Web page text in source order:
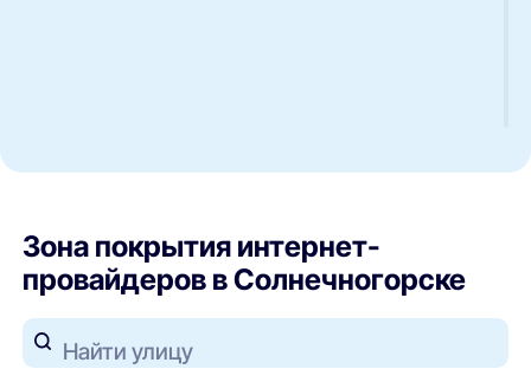
Зона покрытия интернет-
провайдеров в Солнечногорске
Найти улицу